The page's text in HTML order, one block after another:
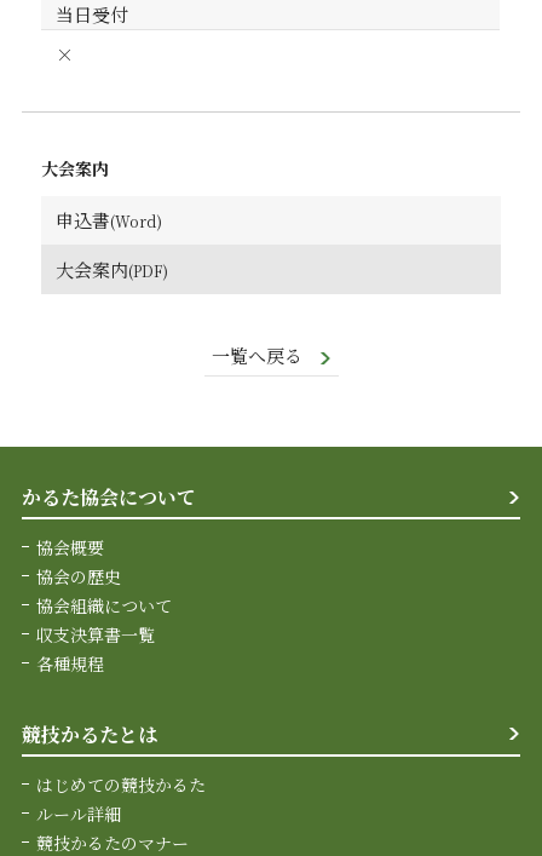
当日受付
×
大会案内
申込書
大会案内
一覧へ戻る
かるた協会について
協会概要
協会の歴史
協会組織について
収支決算書一覧
各種規程
競技かるたとは
はじめての競技かるた
ルール詳細
競技かるたのマナー